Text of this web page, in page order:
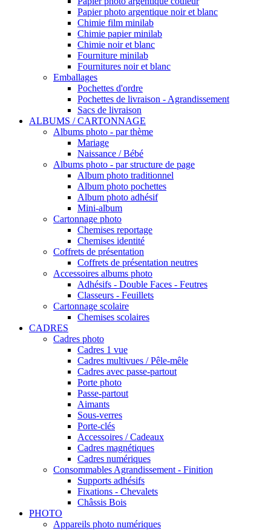
Papier photo argentique noir et blanc
Chimie film minilab
Chimie papier minilab
Chimie noir et blanc
Fourniture minilab
Fournitures noir et blanc
Emballages
Pochettes d'ordre
Pochettes de livraison - Agrandissement
Sacs de livraison
ALBUMS / CARTONNAGE
Albums photo - par thème
Mariage
Naissance / Bébé
Albums photo - par structure de page
Album photo traditionnel
Album photo pochettes
Album photo adhésif
Mini-album
Cartonnage photo
Chemises reportage
Chemises identité
Coffrets de présentation
Coffrets de présentation neutres
Accessoires albums photo
Adhésifs - Double Faces - Feutres
Classeurs - Feuillets
Cartonnage scolaire
Chemises scolaires
CADRES
Cadres photo
Cadres 1 vue
Cadres multivues / Pêle-mêle
Cadres avec passe-partout
Porte photo
Passe-partout
Aimants
Sous-verres
Porte-clés
Accessoires / Cadeaux
Cadres magnétiques
Cadres numériques
Consommables Agrandissement - Finition
Supports adhésifs
Fixations - Chevalets
Châssis Bois
PHOTO
Appareils photo numériques